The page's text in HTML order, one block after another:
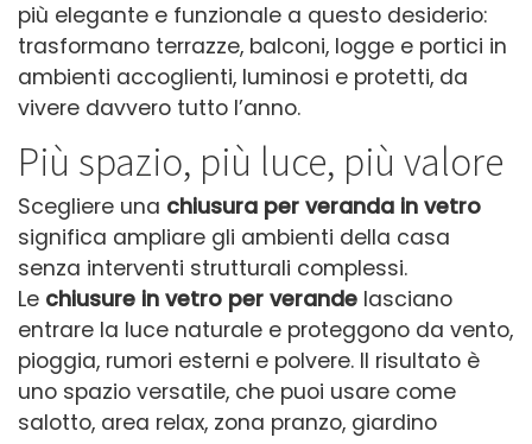
più elegante e funzionale a questo desiderio:
trasformano terrazze, balconi, logge e portici in
ambienti accoglienti, luminosi e protetti, da
vivere davvero tutto l’anno.
Più spazio, più luce, più valore
Scegliere una chiusura per veranda in vetro
significa ampliare gli ambienti della casa
senza interventi strutturali complessi.
Le chiusure in vetro per verande lasciano
entrare la luce naturale e proteggono da vento,
pioggia, rumori esterni e polvere. Il risultato è
uno spazio versatile, che puoi usare come
salotto, area relax, zona pranzo, giardino